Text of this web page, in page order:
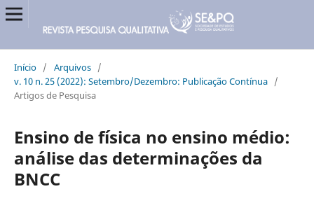
Início / Arquivos /
v. 10 n. 25 (2022): Setembro/Dezembro: Publicação Contínua /
Artigos de Pesquisa
Ensino de física no ensino médio:
análise das determinações da
BNCC